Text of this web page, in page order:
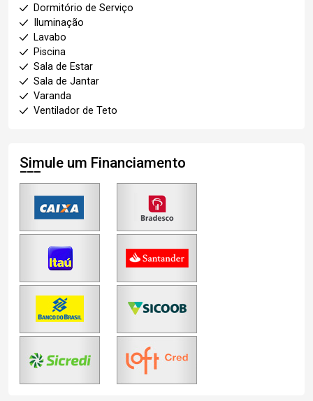
Dormitório de Serviço
Iluminação
Lavabo
Piscina
Sala de Estar
Sala de Jantar
Varanda
Ventilador de Teto
Simule um Financiamento